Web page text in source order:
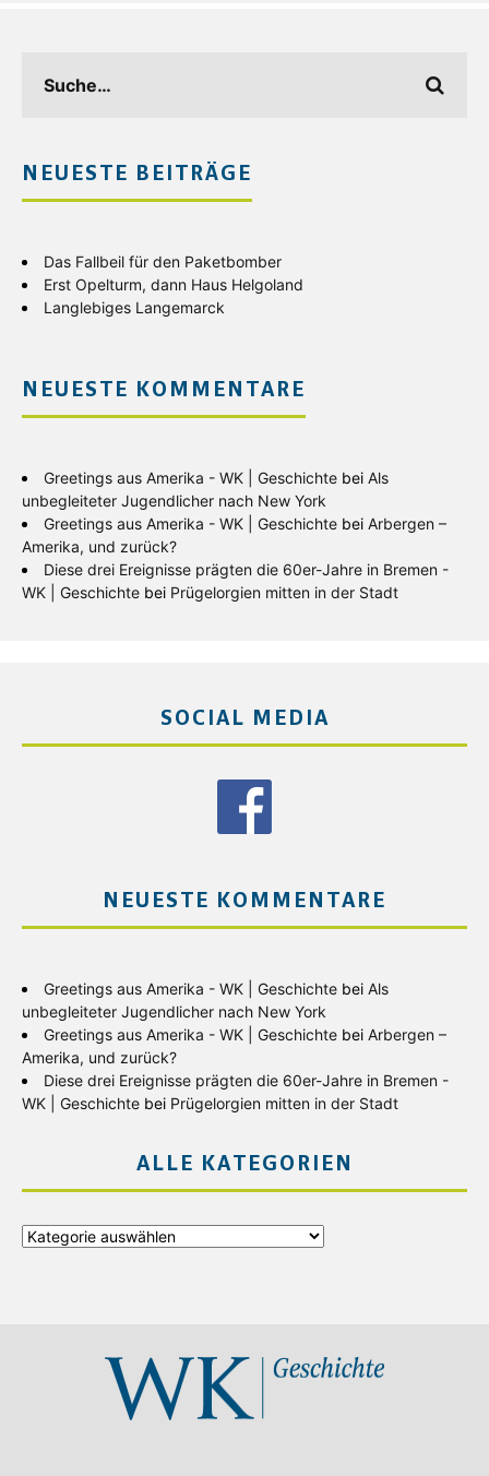
NEUESTE BEITRÄGE
Das Fallbeil für den Paketbomber
Erst Opelturm, dann Haus Helgoland
Langlebiges Langemarck
NEUESTE KOMMENTARE
Greetings aus Amerika - WK | Geschichte bei Als
unbegleiteter Jugendlicher nach New York
Greetings aus Amerika - WK | Geschichte bei Arbergen –
Amerika, und zurück?
Diese drei Ereignisse prägten die 60er-Jahre in Bremen -
WK | Geschichte bei Prügelorgien mitten in der Stadt
SOCIAL MEDIA
NEUESTE KOMMENTARE
Greetings aus Amerika - WK | Geschichte bei Als
unbegleiteter Jugendlicher nach New York
Greetings aus Amerika - WK | Geschichte bei Arbergen –
Amerika, und zurück?
Diese drei Ereignisse prägten die 60er-Jahre in Bremen -
WK | Geschichte bei Prügelorgien mitten in der Stadt
ALLE KATEGORIEN
Alle